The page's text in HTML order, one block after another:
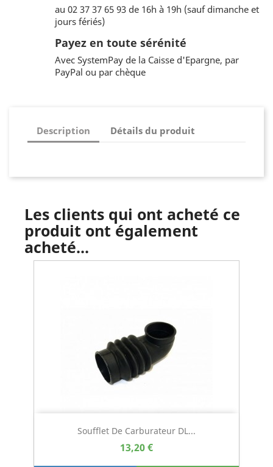
au 02 37 37 65 93 de 16h à 19h (sauf dimanche et
jours fériés)
Payez en toute sérénité
Avec SystemPay de la Caisse d'Epargne, par
PayPal ou par chèque
Description Détails du produit
Les clients qui ont acheté ce
produit ont également
acheté...
Soufflet De Carburateur DL...
13,20 €